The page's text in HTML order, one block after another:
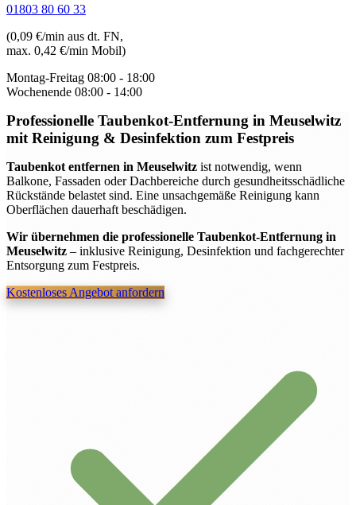
01803 80 60 33
(0,09 €/min aus dt. FN,
max. 0,42 €/min Mobil)
Montag-Freitag 08:00 - 18:00
Wochenende 08:00 - 14:00
Professionelle Taubenkot-Entfernung in Meuselwitz
mit Reinigung & Desinfektion zum Festpreis
Taubenkot entfernen in Meuselwitz ist notwendig, wenn
Balkone, Fassaden oder Dachbereiche durch gesundheitsschädliche
Rückstände belastet sind. Eine unsachgemäße Reinigung kann
Oberflächen dauerhaft beschädigen.
Wir übernehmen die professionelle Taubenkot-Entfernung in
Meuselwitz– inklusive Reinigung, Desinfektion und fachgerechter
Entsorgung zum Festpreis.
Kostenloses Angebot anfordern